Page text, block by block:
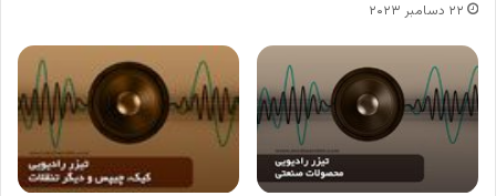
۲۲ دسامبر ۲۰۲۳